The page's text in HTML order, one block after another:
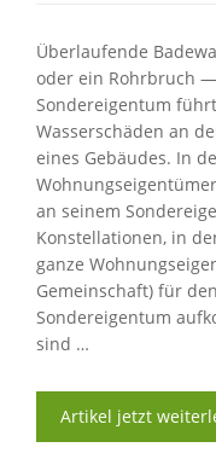
Überlaufende
oder ein Rohrbruch
Sondereigentum
Wasserschäden an
eines Gebäudes. In
an seinem
Konstellationen, in
ganze
Gemeinschaft) für
Sondereigentum
sind …
Artikel jetzt